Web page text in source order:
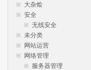
大杂烩
安全
无线安全
未分类
网站运营
网络管理
服务器管理